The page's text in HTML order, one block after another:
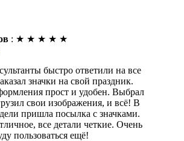
: ★ ★ ★ ★ ★
быстро ответили на все
значки на свой праздник.
прост и удобен. Выбрал
свои изображения, и всё! В
пришла посылка с значками.
все детали четкие. Очень
пользоваться ещё!